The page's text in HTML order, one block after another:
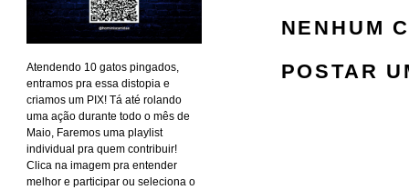
NENHUM
POSTAR
Atendendo 10 gatos pingados,
entramos pra essa distopia e
criamos um PIX! Tá até rolando
uma ação durante todo o mês de
Maio, Faremos uma playlist
individual pra quem contribuir!
Clica na imagem pra entender
melhor e participar ou seleciona o